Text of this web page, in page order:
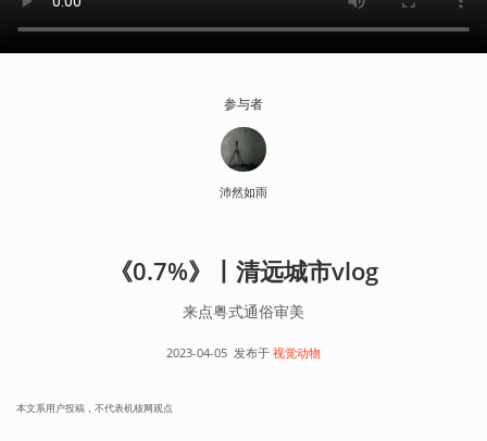
参与者
沛然如雨
《0.7%》丨清远城市vlog
来点粤式通俗审美
2023-04-05 发布于 视觉动物
本文系用户投稿，不代表机核网观点